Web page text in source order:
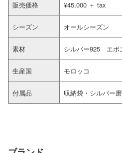
販売価格 ¥45,000 ＋ tax
シーズン オールシーズン
素材 シルバー925 エボ
生産国 モロッコ
付属品 収納袋・シルバー